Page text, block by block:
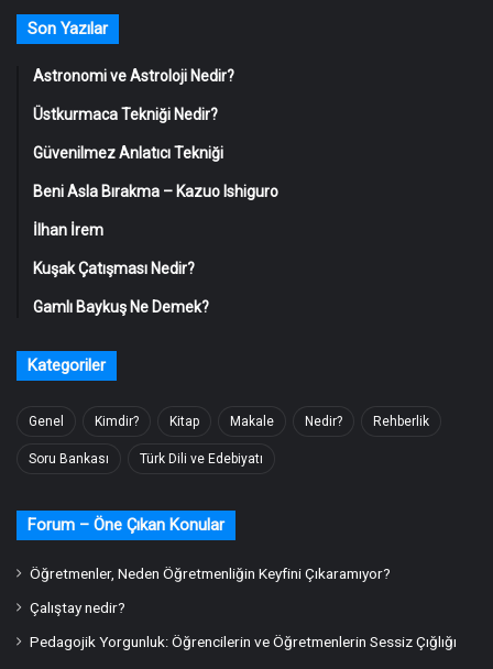
Son Yazılar
Astronomi ve Astroloji Nedir?
Üstkurmaca Tekniği Nedir?
Güvenilmez Anlatıcı Tekniği
Beni Asla Bırakma – Kazuo Ishiguro
İlhan İrem
Kuşak Çatışması Nedir?
Gamlı Baykuş Ne Demek?
Kategoriler
Genel Kimdir? Kitap Makale Nedir? Rehberlik
Soru Bankası Türk Dili ve Edebiyatı
Forum – Öne Çıkan Konular
Öğretmenler, Neden Öğretmenliğin Keyfini Çıkaramıyor?
Çalıştay nedir?
Pedagojik Yorgunluk: Öğrencilerin ve Öğretmenlerin Sessiz Çığlığı